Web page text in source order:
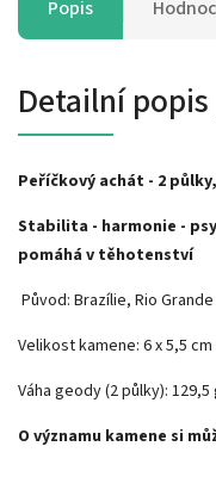
Popis
Detailní
Peříčkový achát - 2
Stabilita - harmonie -
pomáhá v těhotenství
Původ: Brazílie, Rio
Velikost kamene: 6 x 5,5 cm
Váha geody (2 půlky): 129,5
O významu kamene si